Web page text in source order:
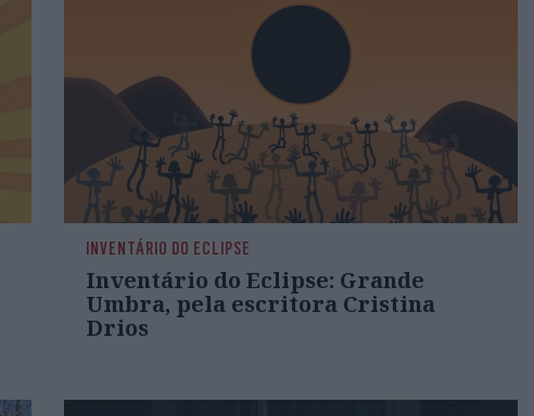
INVENTÁRIO DO ECLIPSE
Inventário do Eclipse: Grande
Umbra, pela escritora Cristina
Drios